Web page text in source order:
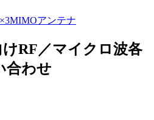
アンテナ
けRF／マイクロ波各
合わせ